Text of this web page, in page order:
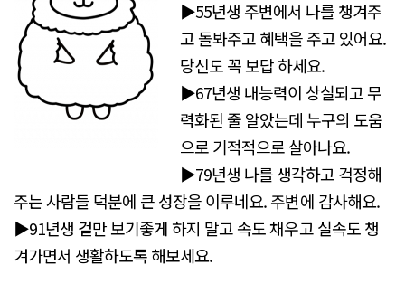
▶55년생 주변에서 나를 챙겨주
고 돌봐주고 혜택을 주고 있어요.
당신도 꼭 보답 하세요.
▶67년생 내능력이 상실되고 무
력화된 줄 알았는데 누구의 도움
으로 기적적으로 살아나요.
▶79년생 나를 생각하고 걱정해
주는 사람들 덕분에 큰 성장을 이루네요. 주변에 감사해요.
▶91년생 겉만 보기좋게 하지 말고 속도 채우고 실속도 챙
겨가면서 생활하도록 해보세요.